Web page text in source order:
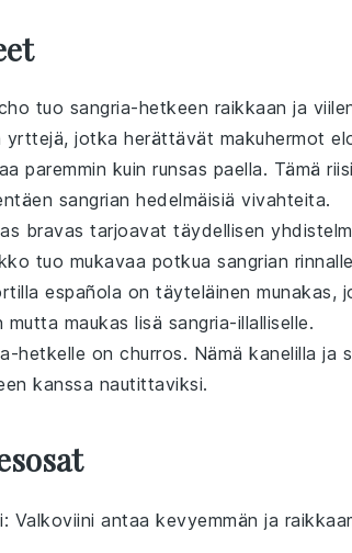
tuo sangria-hetkeen raikkaan ja
yrttejä, jotka herättävät makuhermot
paremmin kuin runsas paella. Tämä riisi
sangrian hedelmäisiä vivahteita.
bravas tarjoavat täydellisen
tuo mukavaa potkua sangrian
española on täyteläinen munakas,
maukas lisä sangria-illalliselle.
-hetkelle on churros. Nämä kanelilla ja
kanssa nautittaviksi.
: Valkoviini antaa kevyemmän ja